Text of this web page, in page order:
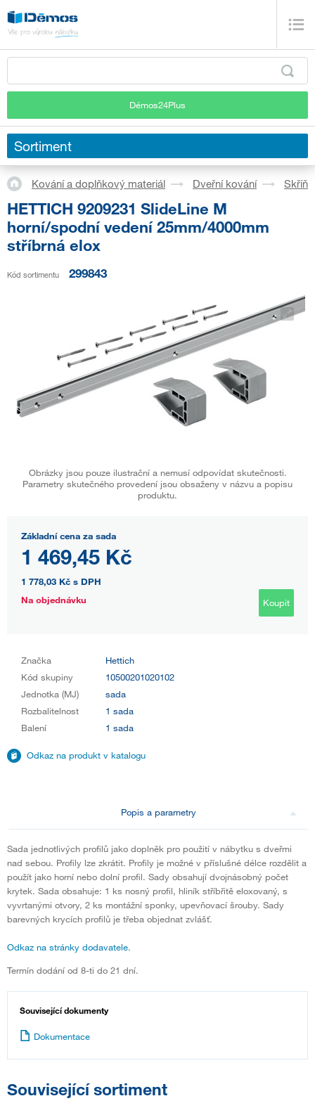
Démos24Plus
Sortiment
Kování a doplňkový materiál Dveřní kování
HETTICH 9209231 SlideLine M
horní/spodní vedení 25mm/4000mm
stříbrná elox
Kód sortimentu 299843
Obrázky jsou pouze ilustrační a nemusí odpovídat skutečnosti.
Parametry skutečného provedení jsou obsaženy v názvu a popisu
produktu.
Základní cena za sada
1 469,45 Kč
1 778,03 Kč s DPH
Na objednávku
Koupit
Značka
Hettich
Kód skupiny
10500201020102
Jednotka (MJ)
sada
Rozbalitelnost
1 sada
Balení
1 sada
Odkaz na produkt v katalogu
Popis a parametry
Sada jednotlivých profilů jako doplněk pro použití v nábytku s dveřmi
nad sebou. Profily lze zkrátit. Profily je možné v příslušné délce rozdělit a
použít jako horní nebo dolní profil. Sady obsahují dvojnásobný počet
krytek. Sada obsahuje: 1 ks nosný profil, hliník stříbřitě eloxovaný, s
vyvrtanými otvory, 2 ks montážní sponky, upevňovací šrouby. Sady
barevných krycích profilů je třeba objednat zvlášť.
Odkaz na stránky dodavatele.
Termín dodání od 8-ti do 21 dní.
Související dokumenty
Dokumentace
Související sortiment